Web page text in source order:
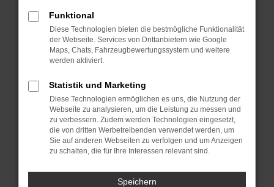
Prüfe deine Browsererweiterungen.
Manche Erweiterungen, wie Werbeblocker,
können das Laden bestimmter Seiten
verhindern. Funktioniert die Seite in einem
anderen Browser oder in einem privaten
Fenster?
Starte dein Gerät neu.
Das kann manchmal helfen,
vorübergehende Probleme zu beheben.
Betriebssystem auf dem neuesten Stand
Funktional
Diese Technologien bieten die bestmögliche Funktionalität
der Webseite. Services von Drittanbietern wie Google
Maps, Chats, Fahrzeugbewertungssystem und weitere
werden aktiviert.
Statistik und Marketing
Diese Technologien ermöglichen es uns, die Nutzung der
Webseite zu analysieren, um die Leistung zu messen und
zu verbessern. Zudem werden Technologien eingesetzt,
die von dritten Werbetreibenden verwendet werden, um
Sie auf anderen Webseiten zu verfolgen und um Anzeigen
zu schalten, die für Ihre Interessen relevant sind.
Speichern